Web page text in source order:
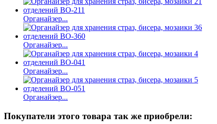
Органайзер...
Органайзер...
Органайзер...
Органайзер...
Покупатели этого товара так же приобрели: